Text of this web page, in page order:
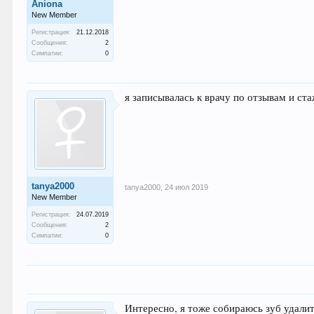
Aniona
New Member
Регистрация:
21.12.2018
Сообщения:
2
Симпатии:
0
tanya2000
New Member
Регистрация:
24.07.2019
Сообщения:
2
Симпатии:
0
я записывалась к врачу по отзывам и
tanya2000 24 июл 2019
Интересно, я тоже собираюсь зуб